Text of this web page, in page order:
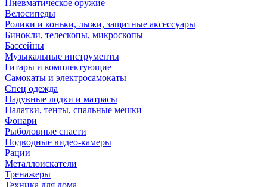
Пневматическое оружие
Велосипеды
Ролики и коньки, лыжи, защитные аксессуары
Бинокли, телескопы, микроскопы
Бассейны
Музыкальные инструменты
Гитары и комплектующие
Самокаты и электросамокаты
Спец одежда
Надувные лодки и матрасы
Палатки, тенты, спальные мешки
Фонари
Рыболовные снасти
Подводные видео-камеры
Рации
Металлоискатели
Тренажеры
Техника для дома